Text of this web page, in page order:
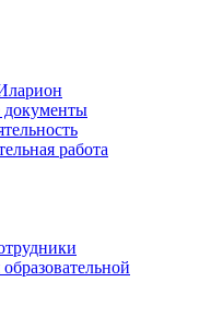
работа